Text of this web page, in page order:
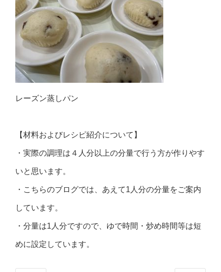
レーズン蒸しパン
【材料およびレシピ紹介について】
・実際の調理は４人分以上の分量で行う方が作りやす
いと思います。
・こちらのブログでは、あえて1人分の分量をご案内
しています。
・分量は1人分ですので、ゆで時間・炒め時間等は短
めに設定しています。